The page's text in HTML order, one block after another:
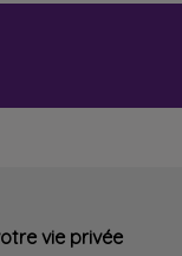
vie privée